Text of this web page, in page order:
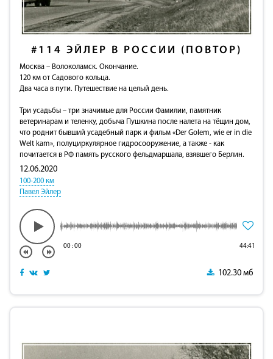
#114 ЭЙЛЕР В РОССИИ (ПОВТОР)
Москва – Волоколамск. Окончание.
120 км от Садового кольца.
Два часа в пути. Путешествие на целый день.
Три усадьбы – три значимые для России Фамилии, памятник
ветеринарам и теленку, добыча Пушкина после налета на тёщин дом,
что роднит бывший усадебный парк и фильм «Der Golem, wie er in die
Welt kam», полуциркулярное гидросооружение, а также - как
почитается в РФ память русского фельдмаршала, взявшего Берлин.
12.06.2020
100-200 км
Павел Эйлер
00:00 44:41
102.30 мб